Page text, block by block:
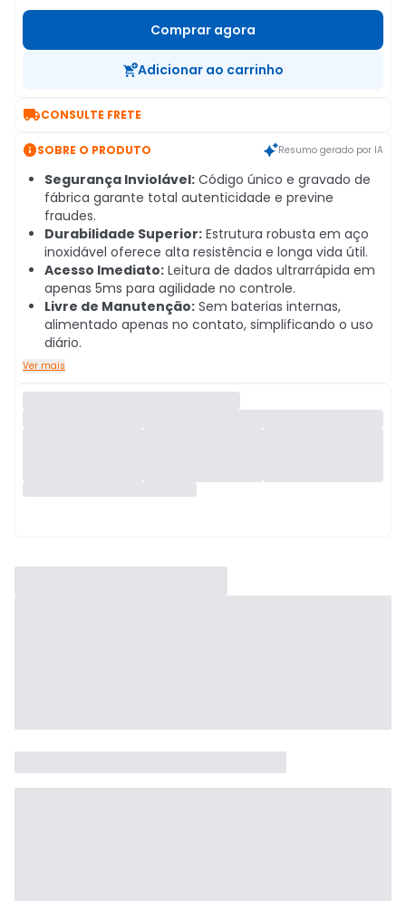
Comprar agora
Adicionar ao carrinho
CONSULTE FRETE
SOBRE O PRODUTO Resumo gerado por IA
Segurança Inviolável: Código único e gravado de
fábrica garante total autenticidade e previne
fraudes.
Durabilidade Superior: Estrutura robusta em aço
inoxidável oferece alta resistência e longa vida útil.
Acesso Imediato: Leitura de dados ultrarrápida em
apenas 5ms para agilidade no controle.
Livre de Manutenção: Sem baterias internas,
alimentado apenas no contato, simplificando o uso
diário.
Ver mais